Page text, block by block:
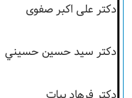
دکتر علی اکبر صفوی
دکتر سيد حسين حسيني